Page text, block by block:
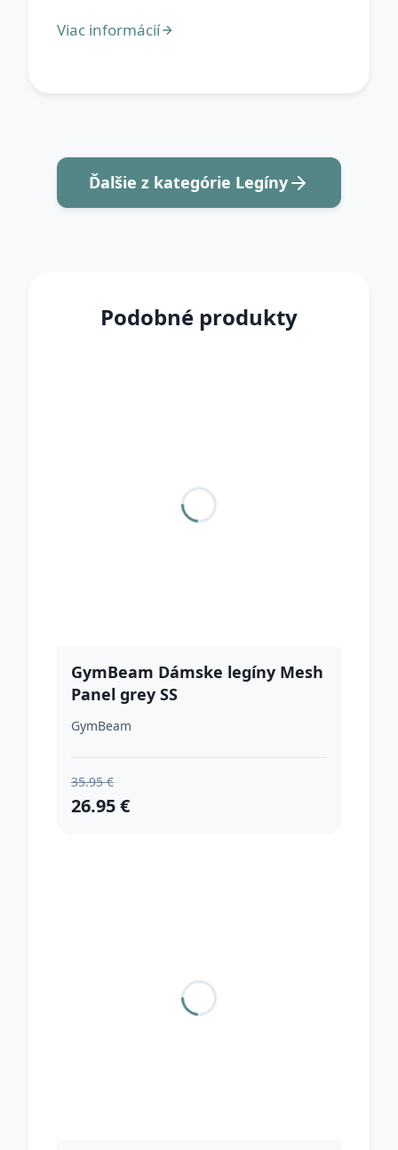
Ďalšie z kategórie Legíny
Podobné produkty
GymBeam Dámske legíny Mesh
Panel grey SS
GymBeam
35.95 €
26.95 €